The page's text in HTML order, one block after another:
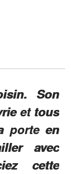
Son
et tous
porte en
avec
cette